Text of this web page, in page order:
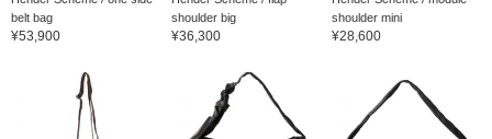
belt bag
¥53,900
shoulder big
¥36,300
shoulder mini
¥28,600